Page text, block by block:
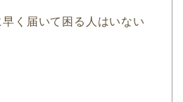
く届いて困る人はいない